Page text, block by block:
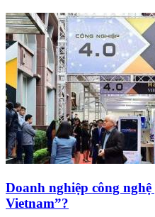
Doanh nghiệp công
Vietnam”?